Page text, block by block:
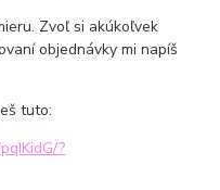
Zvoľ si akúkoľvek
objednávky mi napíš
tuto:
?